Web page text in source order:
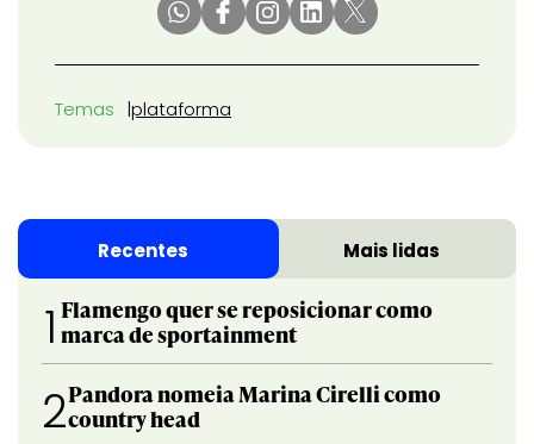
Temas plataforma
Recentes Mais lidas
1 Flamengo quer se reposicionar como
marca de sportainment
2Pandora nomeia Marina Cirelli como
country head